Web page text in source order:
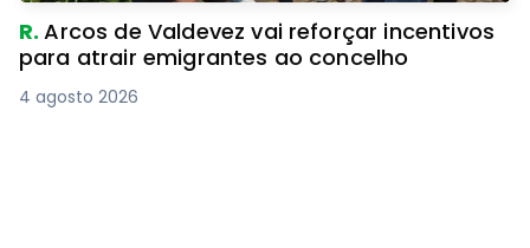
R.Arcos de Valdevez vai reforçar incentivos
para atrair emigrantes ao concelho
4 agosto 2026